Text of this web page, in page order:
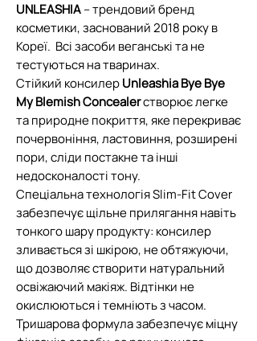
UNLEASHIA– трендовий бренд
косметики, заснований 2018 року в
Кореї. Всі засоби веганські та не
тестуються на тваринах.
Стійкий консилерUnleashia Bye Bye
My Blemish Concealerстворює легке
та природне покриття, яке перекриває
почервоніння, ластовиння, розширені
пори, сліди постакне та інші
недосконалості тону.
Спеціальна технологія Slim-Fit Cover
забезпечує щільне прилягання навіть
тонкого шару продукту: консилер
зливається зі шкірою, не обтяжуючи,
що дозволяє створити натуральний
освіжаючий макіяж. Відтінки не
окислюються і темніють з часом.
Тришарова формула забезпечує міцну